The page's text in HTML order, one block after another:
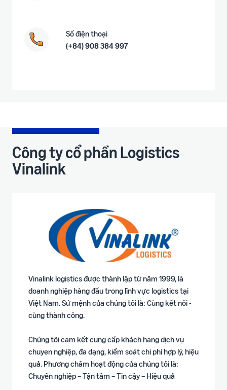
Số điện thoại
(+84) 908 384 997
Công ty cổ phần Logistics
Vinalink
Vinalink logistics được thành lập từ năm 1999, là
doanh nghiệp hàng đầu trong lĩnh vực logistics tại
Việt Nam. Sứ mệnh của chúng tôi là: Cùng kết nối -
cùng thành công.
Chúng tôi cam kết cung cấp khách hang dịch vụ
chuyen nghiệp, đa dạng, kiểm soát chi phí hợp lý, hiệu
quả. Phương châm hoạt động của chúng tôi là:
Chuyên nghiệp – Tận tâm – Tin cậy – Hiệu quả